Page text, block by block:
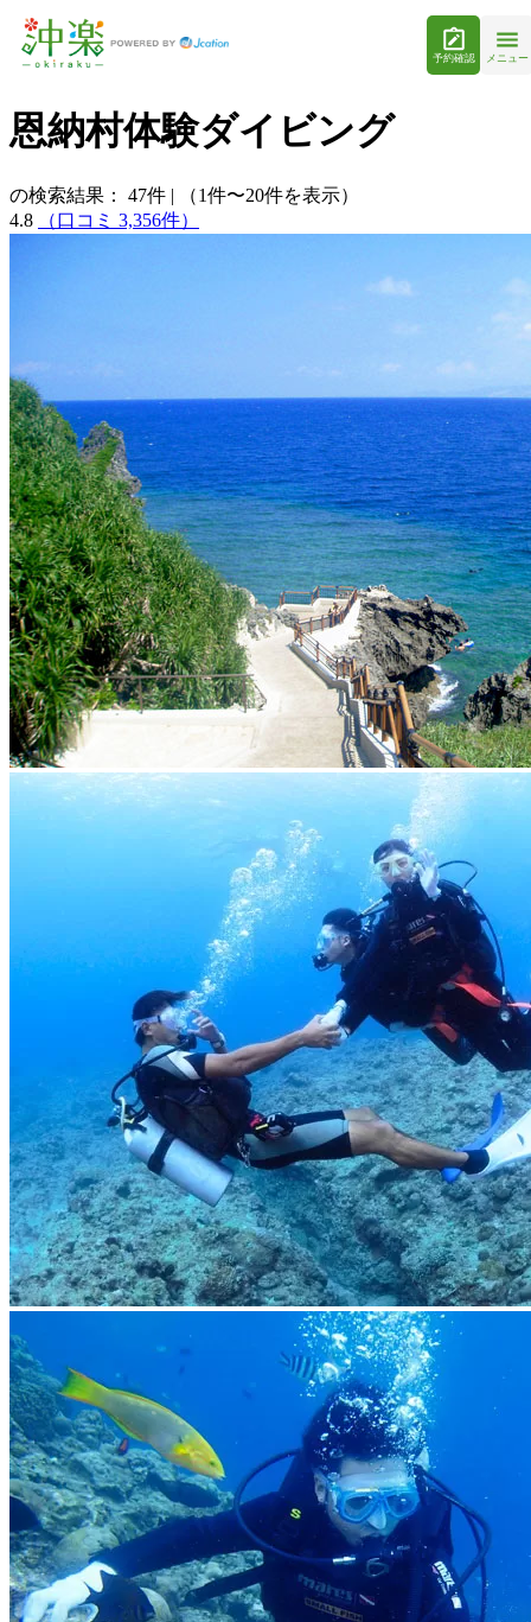
予約確認 メニュー
恩納村体験ダイビング
の検索結果： 47件 |
（1件〜20件を表示）
4.8
（口コミ 3,356件）